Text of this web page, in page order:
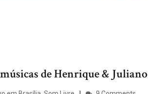
de Henrique & Juliano